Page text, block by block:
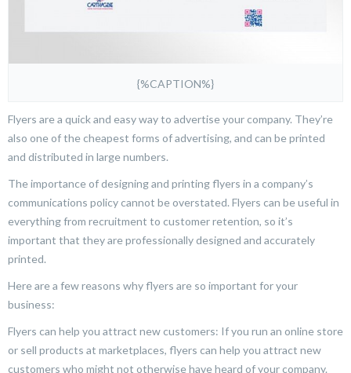
{%CAPTION%}
Flyers are a quick and easy way to advertise your company. They’re
also one of the cheapest forms of advertising, and can be printed
and distributed in large numbers.
The importance of designing and printing flyers in a company’s
communications policy cannot be overstated. Flyers can be useful in
everything from recruitment to customer retention, so it’s
important that they are professionally designed and accurately
printed.
Here are a few reasons why flyers are so important for your
business:
Flyers can help you attract new customers: If you run an online store
or sell products at marketplaces, flyers can help you attract new
customers who might not otherwise have heard of your company.